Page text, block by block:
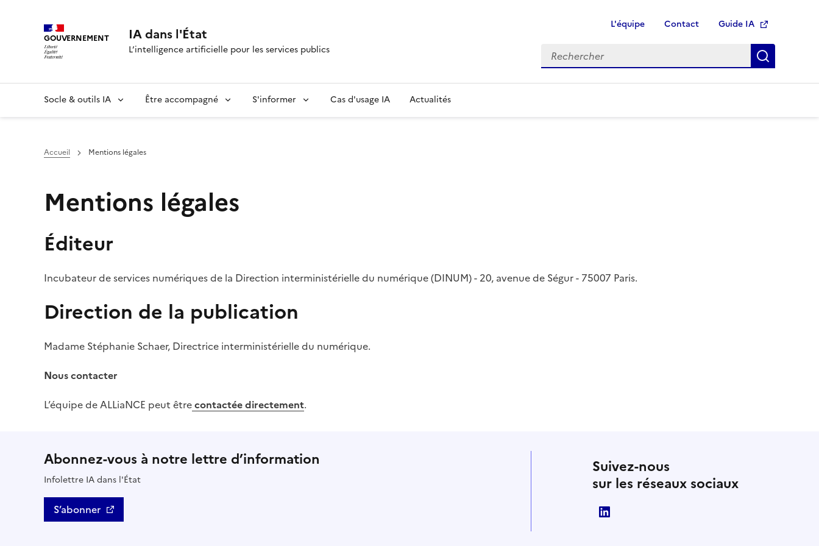
GOUVERNEMENT IA dans l'État
L’intelligence artificielle pour les services publics
L'équipe Contact Guide IA
Ouvre une nouvelle
Rechercher
Socle & outils IA Être accompagné S'informer Cas d'usage IA Actualités
Accueil Mentions légales
Mentions légales
Éditeur
Incubateur de services numériques de la Direction interministérielle du numérique (DINUM) - 20, avenue de Ségur - 75007 Paris.
Direction de la publication
Madame Stéphanie Schaer, Directrice interministérielle du numérique.
Nous contacter
L’équipe de ALLiaNCE peut êtrecontactée directement.
Abonnez-vous à notre lettre d’information
Infolettre IA dans l'État
S’abonner
Suivez-nous
sur les réseaux sociaux